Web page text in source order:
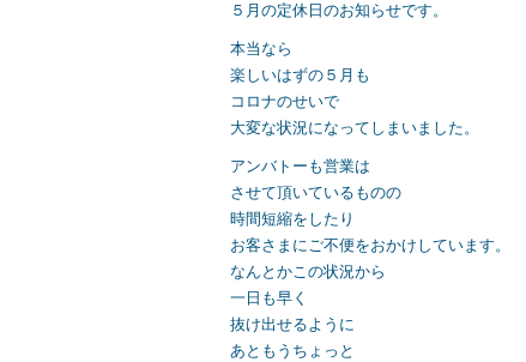
５月の定休日のお知らせです。
本当なら
楽しいはずの５月も
コロナのせいで
大変な状況になってしまいました。
アンバトーも営業は
させて頂いているものの
時間短縮をしたり
お客さまにご不便をおかけしています。
なんとかこの状況から
一日も早く
抜け出せるように
あともうちょっと